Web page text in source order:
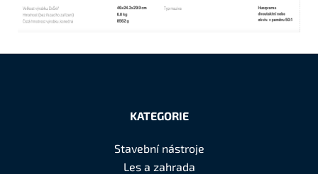
KATEGORIE
Stavební nástroje
Les a zahrada